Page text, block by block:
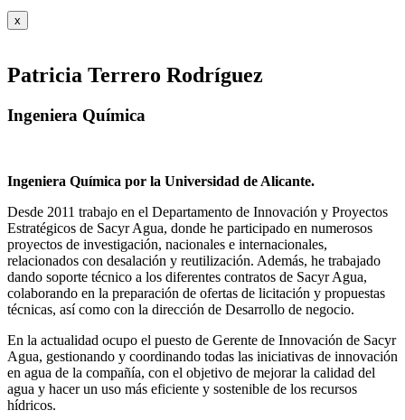
x
Patricia Terrero Rodríguez
Ingeniera Química
Ingeniera Química por la Universidad de Alicante.
Desde 2011 trabajo en el Departamento de Innovación y Proyectos
Estratégicos de Sacyr Agua, donde he participado en numerosos
proyectos de investigación, nacionales e internacionales,
relacionados con desalación y reutilización. Además, he trabajado
dando soporte técnico a los diferentes contratos de Sacyr Agua,
colaborando en la preparación de ofertas de licitación y propuestas
técnicas, así como con la dirección de Desarrollo de negocio.
En la actualidad ocupo el puesto de Gerente de Innovación de Sacyr
Agua, gestionando y coordinando todas las iniciativas de innovación
en agua de la compañía, con el objetivo de mejorar la calidad del
agua y hacer un uso más eficiente y sostenible de los recursos
hídricos.